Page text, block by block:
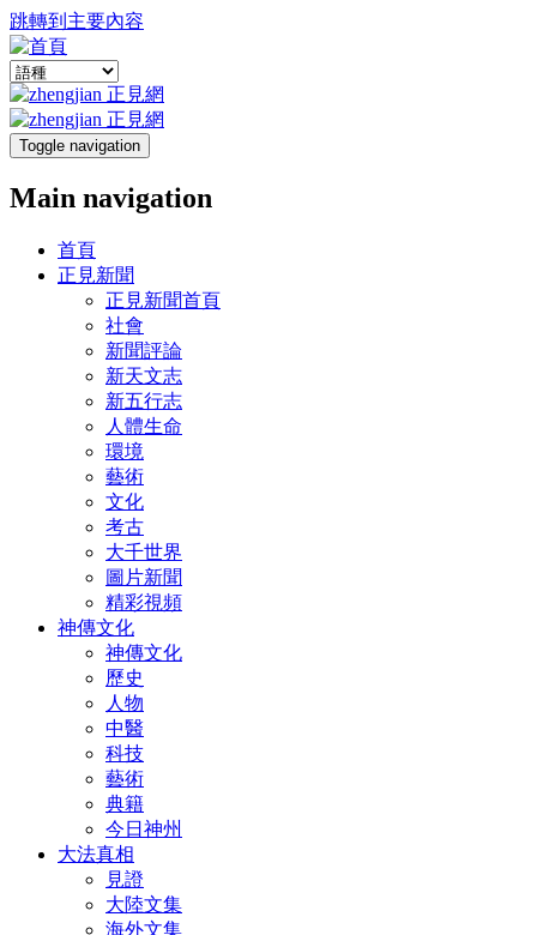
跳轉到主要內容
Toggle navigation
Main navigation
首頁
正見新聞
正見新聞首頁
社會
新聞評論
新天文志
新五行志
人體生命
環境
藝術
文化
考古
大千世界
圖片新聞
精彩視頻
神傳文化
神傳文化
歷史
人物
中醫
科技
藝術
典籍
今日神州
大法真相
見證
大陸文集
海外文集